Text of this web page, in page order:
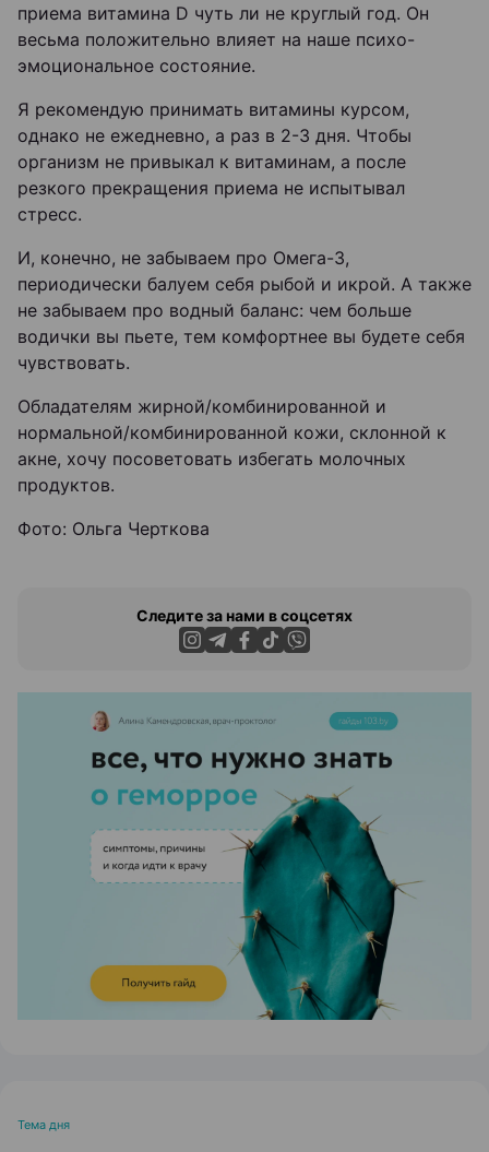
приема витамина D чуть ли не круглый год. Он
весьма положительно влияет на наше психо-
эмоциональное состояние.
Я рекомендую принимать витамины курсом,
однако не ежедневно, а раз в 2-3 дня. Чтобы
организм не привыкал к витаминам, а после
резкого прекращения приема не испытывал
стресс.
И, конечно, не забываем про Омега-3,
периодически балуем себя рыбой и икрой. А также
не забываем про водный баланс: чем больше
водички вы пьете, тем комфортнее вы будете себя
чувствовать.
Обладателям жирной/комбинированной и
нормальной/комбинированной кожи, склонной к
акне, хочу посоветовать избегать молочных
продуктов.
Фото: Ольга Черткова
Следите за нами в соцсетях
ЭФФЕКТИВНАЯ РЕКЛАМА НА САЙТЕ
Тема дня